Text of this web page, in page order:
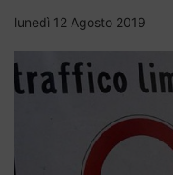
lunedì 12 Agosto 2019